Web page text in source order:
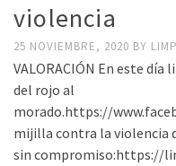
violencia
25 NOVIEMBRE, 2020 BY
VALORACIÓN En este
del rojo al
morado.https://
mijilla contra la violencia
sin compromiso:https://